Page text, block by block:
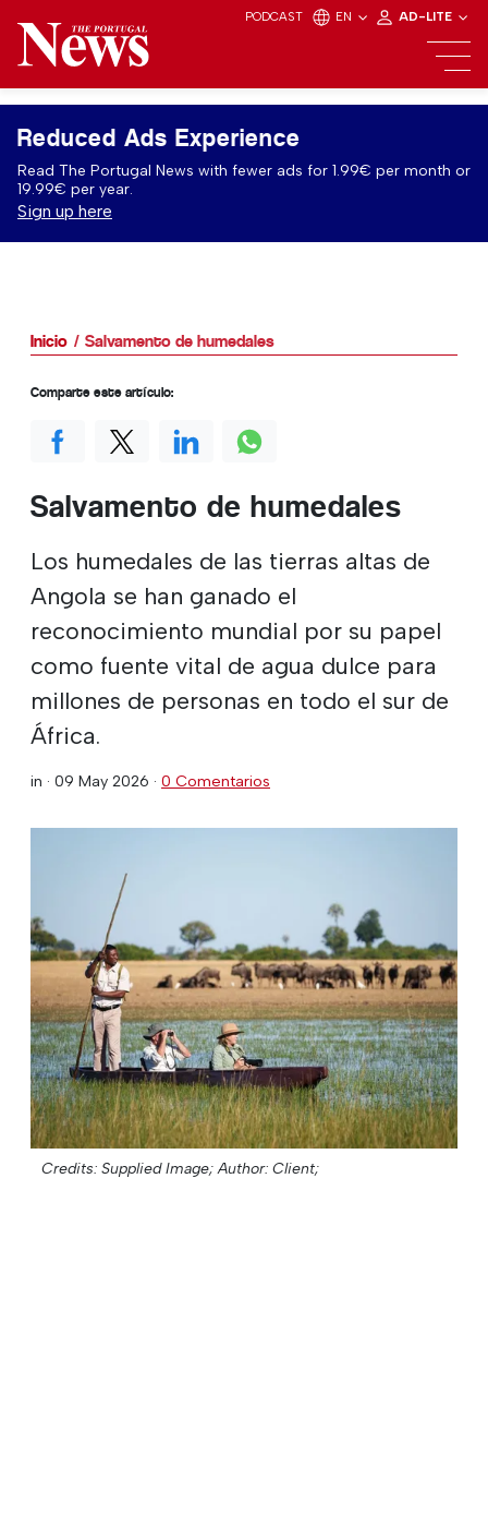
PODCAST EN AD-LITE
Reduced Ads Experience
Read The Portugal News with fewer ads for 1.99€ per month or
19.99€ per year.
Sign up here
Inicio Salvamento de humedales
Salvamento de humedales
Los humedales de las tierras altas de
Angola se han ganado el
reconocimiento mundial por su papel
como fuente vital de agua dulce para
millones de personas en todo el sur de
África.
in · 09 May 2026 · 0 Comentarios
Credits: Supplied Image; Author: Client;
Comparte este artículo: